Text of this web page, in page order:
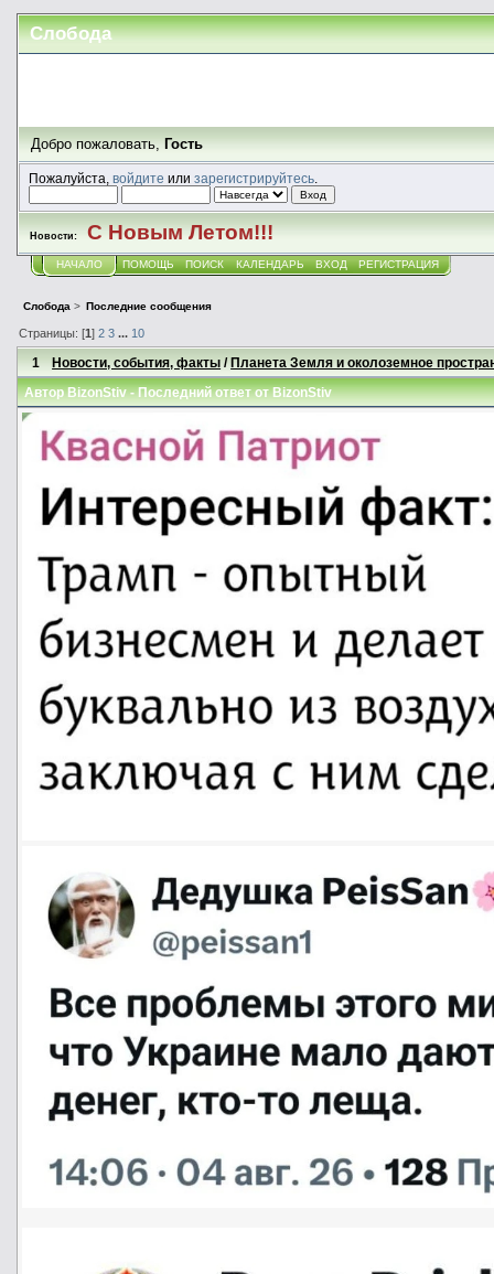
Слобода
Добро пожаловать,Гость
Пожалуйста, войдите или зарегистрируйтесь.
Новости: С Новым Летом!!!
НАЧАЛО ПОМОЩЬ ПОИСК КАЛЕНДАРЬ ВХОД РЕГИСТРАЦИЯ
Слобода > Последние сообщения
Страницы: [1] 2 3 ... 10
1 Новости, события, факты /Планета Земля и околоземное
АвторBizonStiv- Последний ответ отBizonStiv